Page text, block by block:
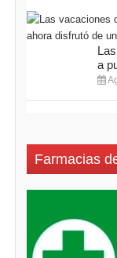
a
Farmacias